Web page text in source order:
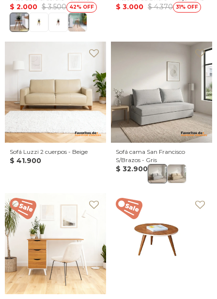
$ 2.000 $ 3.500 42 $ 3.000 $ 4.370 31
Sofá Luzzi 2 cuerpos - Beige
$ 41.900
Sofá cama San Francisco
S/Brazos - Gris
$ 32.900